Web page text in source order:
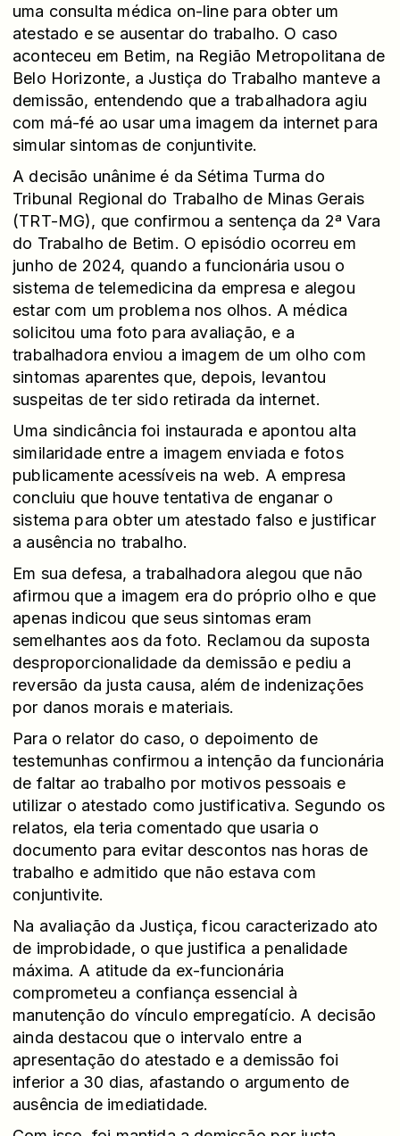
uma consulta médica on-line para obter um
atestado e se ausentar do trabalho. O caso
aconteceu em Betim, na Região Metropolitana de
Belo Horizonte, a Justiça do Trabalho manteve a
demissão, entendendo que a trabalhadora agiu
com má-fé ao usar uma imagem da internet para
simular sintomas de conjuntivite.
A decisão unânime é da Sétima Turma do
Tribunal Regional do Trabalho de Minas Gerais
(TRT-MG), que confirmou a sentença da 2ª Vara
do Trabalho de Betim. O episódio ocorreu em
junho de 2024, quando a funcionária usou o
sistema de telemedicina da empresa e alegou
estar com um problema nos olhos. A médica
solicitou uma foto para avaliação, e a
trabalhadora enviou a imagem de um olho com
sintomas aparentes que, depois, levantou
suspeitas de ter sido retirada da internet.
Uma sindicância foi instaurada e apontou alta
similaridade entre a imagem enviada e fotos
publicamente acessíveis na web. A empresa
concluiu que houve tentativa de enganar o
sistema para obter um atestado falso e justificar
a ausência no trabalho.
Em sua defesa, a trabalhadora alegou que não
afirmou que a imagem era do próprio olho e que
apenas indicou que seus sintomas eram
semelhantes aos da foto. Reclamou da suposta
desproporcionalidade da demissão e pediu a
reversão da justa causa, além de indenizações
por danos morais e materiais.
Para o relator do caso, o depoimento de
testemunhas confirmou a intenção da funcionária
de faltar ao trabalho por motivos pessoais e
utilizar o atestado como justificativa. Segundo os
relatos, ela teria comentado que usaria o
documento para evitar descontos nas horas de
trabalho e admitido que não estava com
conjuntivite.
Na avaliação da Justiça, ficou caracterizado ato
de improbidade, o que justifica a penalidade
máxima. A atitude da ex-funcionária
comprometeu a confiança essencial à
manutenção do vínculo empregatício. A decisão
ainda destacou que o intervalo entre a
apresentação do atestado e a demissão foi
inferior a 30 dias, afastando o argumento de
ausência de imediatidade.